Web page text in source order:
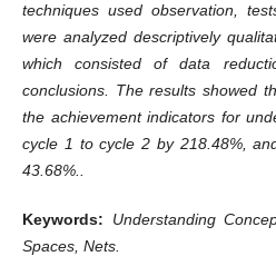
techniques used observation,
were analyzed descriptively
which consisted of data
conclusions. The results showed
the achievement indicators for
cycle 1 to cycle 2 by 218.48%,
43.68%..
Keywords:
Understanding
Spaces, Nets.